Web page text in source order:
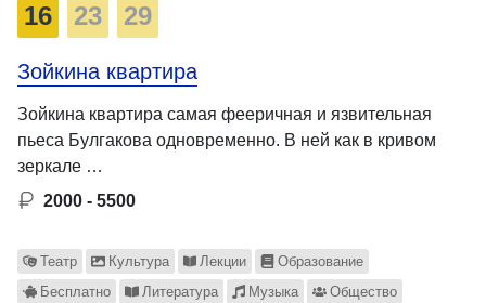
16 23 29
Зойкина квартира
Зойкина квартира самая фееричная и язвительная
пьеса Булгакова одновременно. В ней как в кривом
зеркале …
2000 - 5500
Театр Культура Лекции
Образование
Бесплатно
Литература Музыка
Общество